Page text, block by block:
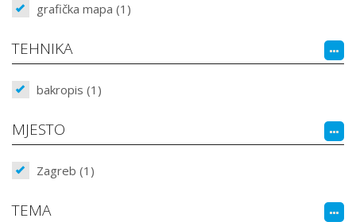
grafička mapa (1)
TEHNIKA
bakropis (1)
MJESTO
Zagreb (1)
TEMA